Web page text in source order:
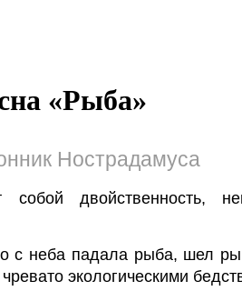
«Рыба»
Нострадамуса
собой двойственность,
с неба падала рыба, шел
чревато экологическими